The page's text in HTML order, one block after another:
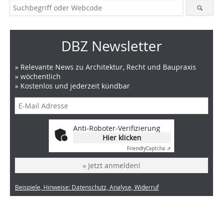
DBZ Newsletter
» Relevante News zu Architektur, Recht und Baupraxis
» wöchentlich
» Kostenlos und jederzeit kündbar
Anti-Roboter-Verifizierung
Hier klicken
FriendlyCaptcha ⇗
» Jetzt anmelden!
Beispiele, Hinweise: Datenschutz, Analyse, Widerruf